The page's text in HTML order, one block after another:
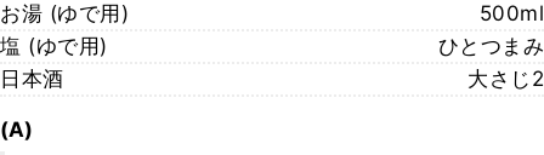
お湯 (ゆで用)
500ml
塩 (ゆで用)
ひとつまみ
日本酒
大さじ2
(A)